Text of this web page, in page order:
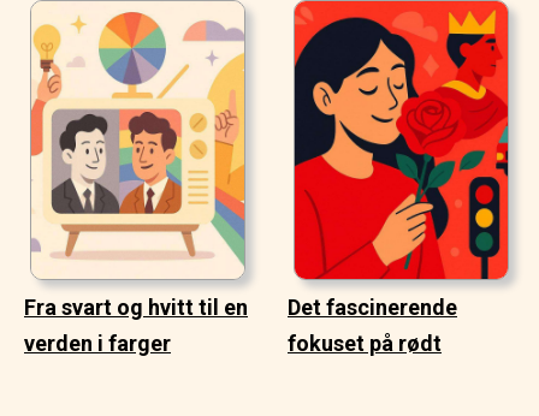
Fra svart og hvitt til en
verden i farger
Det fascinerende
fokuset på rødt